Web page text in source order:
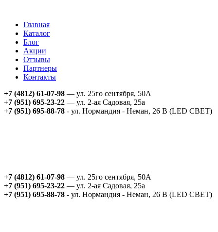
Главная
Каталог
Блог
Акции
Отзывы
Партнеры
Контакты
+7 (4812) 61-07-98 — ул. 25го сентября, 50А
+7 (951) 695-23-22 — ул. 2-ая Садовая, 25а
+7 (951) 695-88-78 - ул. Нормандия - Неман, 26 В (LED СВЕТ)
+7 (4812) 61-07-98 — ул. 25го сентября, 50А
+7 (951) 695-23-22 — ул. 2-ая Садовая, 25а
+7 (951) 695-88-78 - ул. Нормандия - Неман, 26 В (LED СВЕТ)